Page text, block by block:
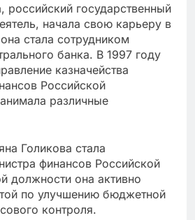
российский государственный
начала свою карьеру в
стала сотрудником
банка. В 1997 году
казначейства
Российской
различные
Голикова стала
финансов Российской
должности она активно
по улучшению бюджетной
контроля.